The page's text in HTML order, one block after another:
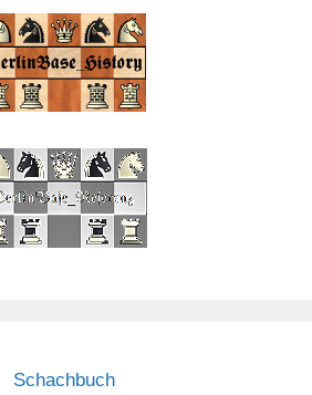
Schachbuch